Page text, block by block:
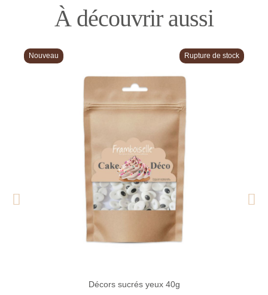
À découvrir aussi
Nouveau Rupture de stock
Décors sucrés yeux 40g